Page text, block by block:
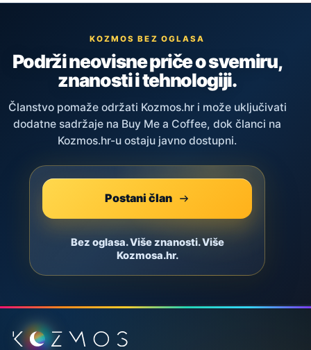
KOZMOS BEZ OGLASA
Podrži neovisne priče o svemiru,
znanosti i tehnologiji.
Članstvo pomaže održati Kozmos.hr i može uključivati
dodatne sadržaje na Buy Me a Coffee, dok članci na
Kozmos.hr-u ostaju javno dostupni.
Postani član
Bez oglasa. Više znanosti. Više
Kozmosa.hr.
Podnožje stranice